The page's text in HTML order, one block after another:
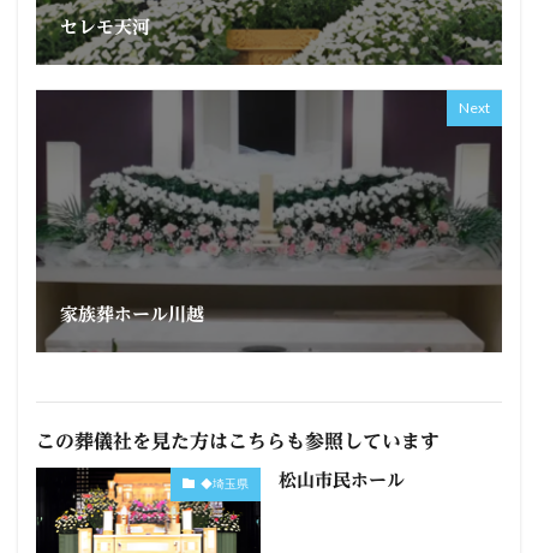
セレモ天河
Next
家族葬ホール川越
この葬儀社を見た方はこちらも参照しています
◆埼玉県 松山市民ホール